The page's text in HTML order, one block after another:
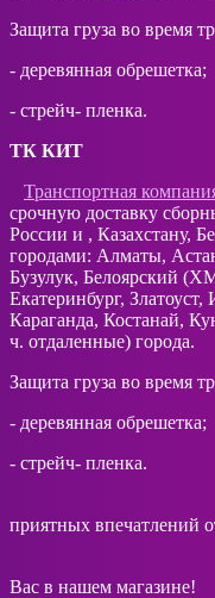
Защита груза во время
- деревянная обрешетка;
- стрейч- пленка.
ТК КИТ
Транспортная
срочную доставку
России и , Казахстану,
городами: Алматы,
Бузулук, Белоярский
Екатеринбург,
Караганда, Костанай,
ч. отдаленные) города.
Защита груза во время
- деревянная обрешетка;
- стрейч- пленка.
приятных впечатлений
Всегда
Вас в нашем магазине!